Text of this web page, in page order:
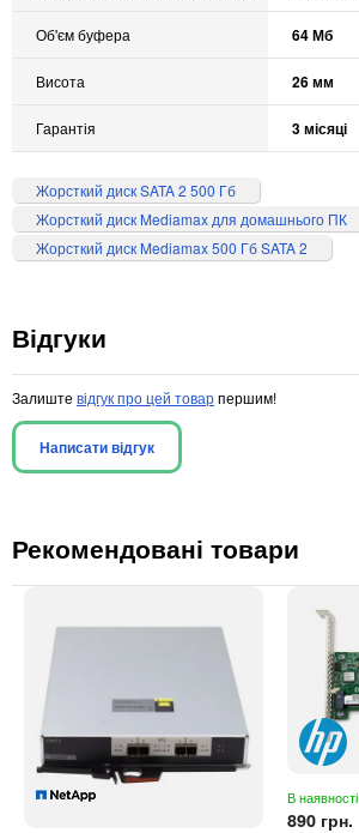
Об'єм буфера 64 Мб
Висота 26 мм
Гарантія 3 місяці
Жорсткий диск SATA 2 500 Гб
Жорсткий диск Mediamax для домашнього ПК
Жорсткий диск Mediamax 500 Гб SATA 2
Відгуки
Залиште відгук про цей товарпершим!
Написати відгук
Рекомендовані товари
В наявності
890 грн.